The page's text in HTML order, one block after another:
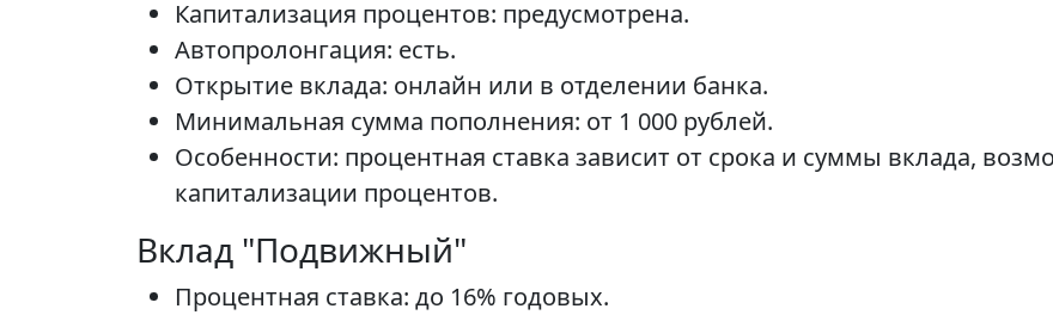
Капитализация процентов: предусмотрена.
Автопролонгация: есть.
Открытие вклада: онлайн или в отделении банка.
Минимальная сумма пополнения: от 1 000 рублей.
Особенности: процентная ставка зависит от срока и суммы вклада,
капитализации процентов.
Вклад "Подвижный"
Процентная ставка: до 16% годовых.